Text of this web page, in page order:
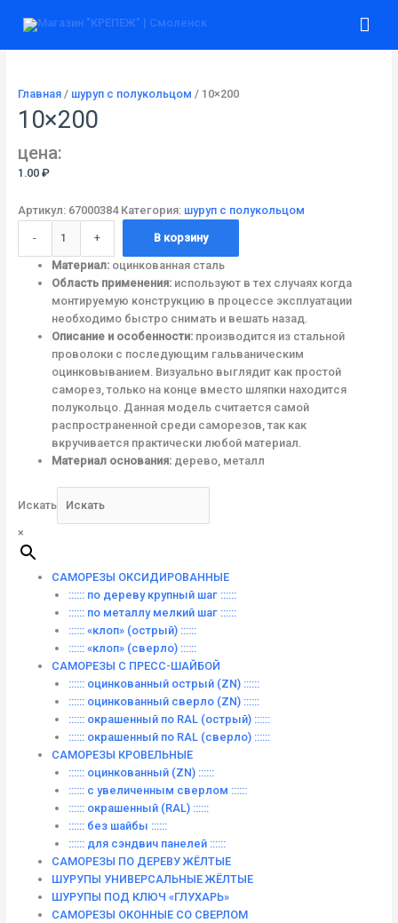
Главная/ шуруп с полукольцом / 10×200
10×200
цена:
1.00 ₽
Артикул: 67000384 Категория: шуруп с полукольцом
-
товара
+ В корзину
Материал:оцинкованная сталь
Область применения:используют в тех случаях когда
монтируемую конструкцию в процессе эксплуатации
необходимо быстро снимать и вешать назад.
Описание и особенности:производится из стальной
проволоки с последующим гальваническим
оцинковыванием. Визуально выглядит как простой
саморез, только на конце вместо шляпки находится
полукольцо. Данная модель считается самой
распространенной среди саморезов, так как
вкручивается практически любой материал.
Материал основания:дерево, металл
Искать
×
САМОРЕЗЫ ОКСИДИРОВАННЫЕ
:::::: по дереву крупный шаг ::::::
:::::: по металлу мелкий шаг ::::::
:::::: «клоп» (острый) ::::::
:::::: «клоп» (сверло) ::::::
САМОРЕЗЫ С ПРЕСС-ШАЙБОЙ
:::::: оцинкованный острый (ZN) ::::::
:::::: оцинкованный сверло (ZN) ::::::
:::::: окрашенный по RAL (острый) ::::::
:::::: окрашенный по RAL (сверло) ::::::
САМОРЕЗЫ КРОВЕЛЬНЫЕ
:::::: оцинкованный (ZN) ::::::
:::::: с увеличенным сверлом ::::::
:::::: окрашенный (RAL) ::::::
:::::: без шайбы ::::::
:::::: для сэндвич панелей ::::::
САМОРЕЗЫ ПО ДЕРЕВУ ЖЁЛТЫЕ
ШУРУПЫ УНИВЕРСАЛЬНЫЕ ЖЁЛТЫЕ
ШУРУПЫ ПОД КЛЮЧ «ГЛУХАРЬ»
САМОРЕЗЫ ОКОННЫЕ СО СВЕРЛОМ